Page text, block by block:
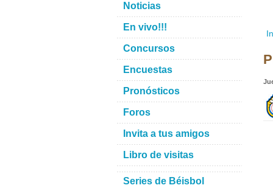
Noticias
En vivo!!!
Concursos
Encuestas
Pronósticos
Foros
Invita a tus amigos
Libro de visitas
Series de Béisbol